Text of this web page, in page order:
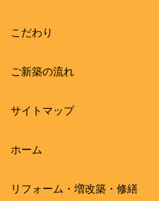
こだわり
ご新築の流れ
サイトマップ
ホーム
リフォーム・増改築・修繕